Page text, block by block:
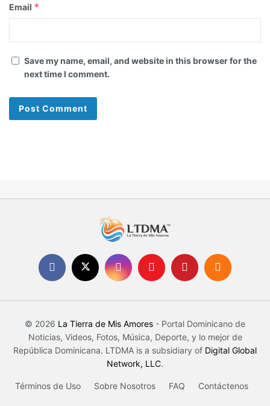
Email *
Save my name, email, and website in this browser for the
next time I comment.
© 2026 La Tierra de Mis Amores - Portal Dominicano de
Noticias, Videos, Fotos, Música, Deporte, y lo mejor de
República Dominicana. LTDMA is a subsidiary of Digital Global
Network, LLC.
Términos de Uso Sobre Nosotros FAQ Contáctenos